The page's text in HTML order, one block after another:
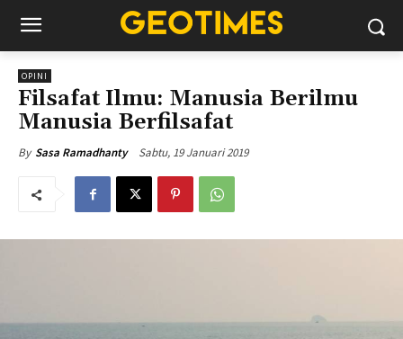
OPINI
Filsafat Ilmu: Manusia Berilmu
Manusia Berfilsafat
By Sasa Ramadhanty Sabtu, 19 Januari 2019